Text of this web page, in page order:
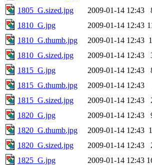
1805_G.sized.jpg
2009-01-14 12:43
1810_G.jpg
2009-01-14 12:43
1810_G.thumb.jpg
2009-01-14 12:43
1810_G.sized.jpg
2009-01-14 12:43
1815_G.jpg
2009-01-14 12:43
1815_G.thumb.jpg
2009-01-14 12:43
1815_G.sized.jpg
2009-01-14 12:43
1820_G.jpg
2009-01-14 12:43
1820_G.thumb.jpg
2009-01-14 12:43
1820_G.sized.jpg
2009-01-14 12:43
1825_G.jpg
2009-01-14 12:43